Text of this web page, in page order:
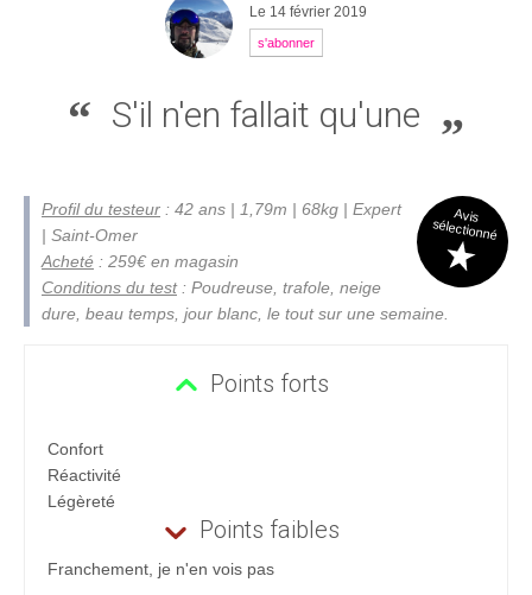
Le 14 février 2019
s'abonner
S'il n'en fallait qu'une
Avis
sélectionné
Profil du testeur : 42 ans | 1,79m | 68kg | Expert
| Saint-Omer
Acheté : 259€ en magasin
Conditions du test: Poudreuse, trafole, neige
dure, beau temps, jour blanc, le tout sur une semaine.
Points forts
Confort
Réactivité
Légèreté
Points faibles
Franchement, je n'en vois pas